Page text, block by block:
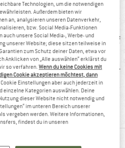
Synthetik
Technologien, um die notwendigen
Außerdem bieten wir
an, analysieren unseren Datenverkehr,
bzw. Social Media-Funktionen
unsere Social Media-, Werbe- und
unserer Website; diese sitzen teilweise in
zum Schutz deiner Daten, etwa vor
Anklicken von „Alle auswählen“ erklärst du
so verfahren.Wenn du keine Cookies mit
Cookie akzeptieren möchtest, dann
Einstellungen aber auch jederzeit in
einzelne Kategorien auswählen. Deine
dieser Website nicht notwendig und
im unteren Bereich unserer
vergeben werden. Weitere Informationen,
findest du in unseren